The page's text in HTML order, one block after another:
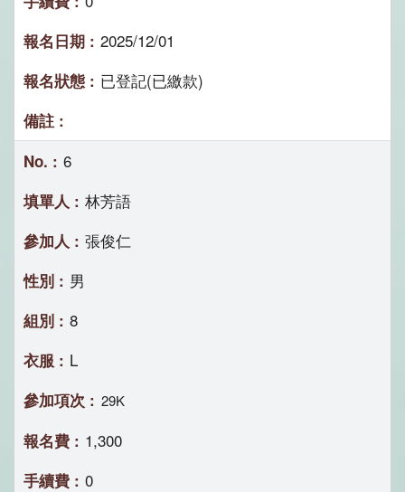
2025/12/01
已登記(已繳款)
6
林芳語
張俊仁
男
8
L
29K
1,300
0